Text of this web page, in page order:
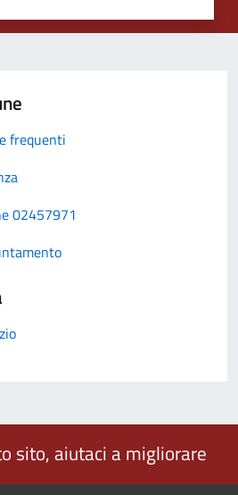
frequenti
02457971
sito, aiutaci a migliorare